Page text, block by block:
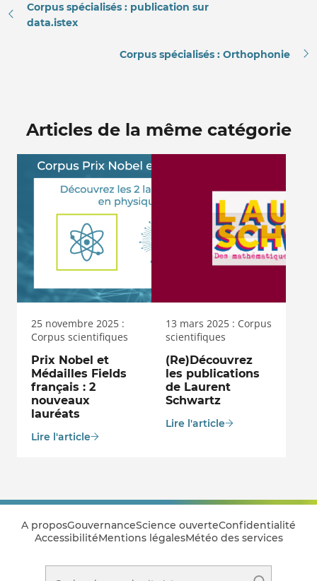
Corpus spécialisés : publication sur
data.istex
Corpus spécialisés : Orthophonie
Articles de la même catégorie
25 novembre 2025 :
Corpus scientifiques
Prix Nobel et
Médailles Fields
français : 2
nouveaux
lauréats
Lire l'article
13 mars 2025 : Corpus
scientifiques
(Re)Découvrez
les publications
de Laurent
Schwartz
Lire l'article
A proposGouvernanceScience ouverteConfidentialité
AccessibilitéMentions légalesMétéo des services